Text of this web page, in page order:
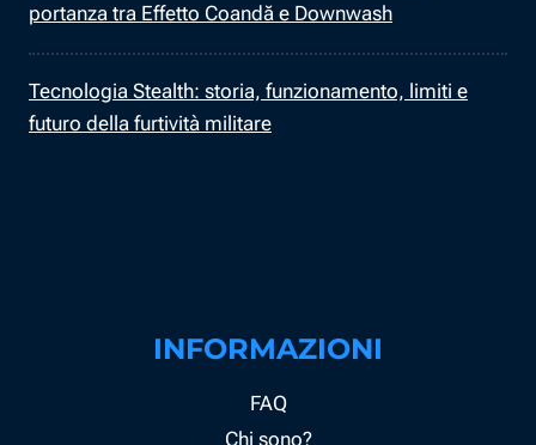
portanza tra Effetto Coandă e Downwash
Tecnologia Stealth: storia, funzionamento, limiti e
futuro della furtività militare
INFORMAZIONI
FAQ
Chi sono?